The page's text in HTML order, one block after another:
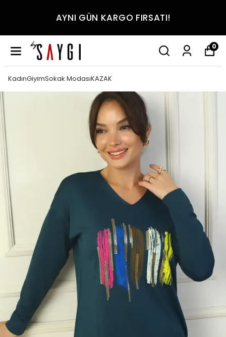
AYNI GÜN KARGO FIRSATI!
0
KadınGiyimSokak ModasıKAZAK